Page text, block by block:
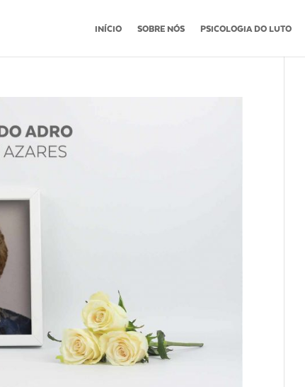
INÍCIO SOBRE NÓS PSICOLOGIA DO LUTO